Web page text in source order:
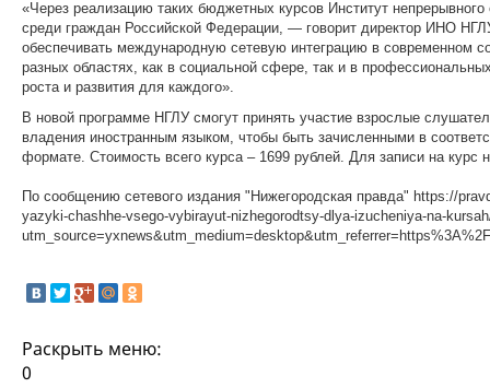
«Через реализацию таких бюджетных курсов Институт
среди граждан Российской Федерации, — говорит директор ИНО
обеспечивать международную сетевую интеграцию в современном
разных областях, как в социальной сфере, так и в
роста и развития для каждого».
В новой программе НГЛУ смогут принять участие взрослые
владения иностранным языком, чтобы быть зачисленными в
формате. Стоимость всего курса – 1699 рублей. Для записи на курс
По сообщению сетевого издания "Нижегородская правда" https://
yazyki-chashhe-vsego-vybirayut-nizhegorodtsy-dlya-izucheniya-na-
Раскрыть меню:
0